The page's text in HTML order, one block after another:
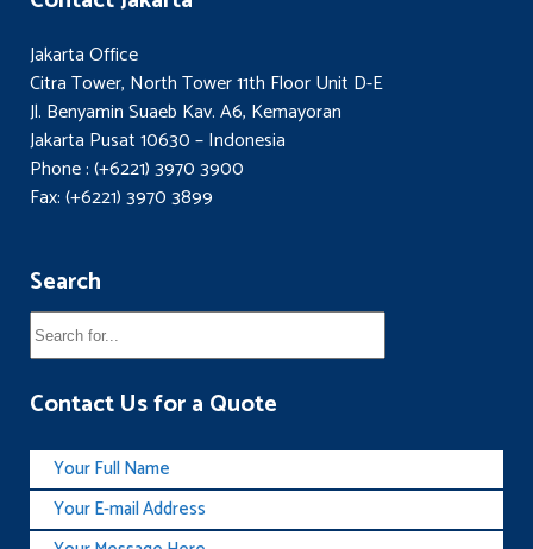
Jakarta Office
Citra Tower, North Tower 11th Floor Unit D-E
Jl. Benyamin Suaeb Kav. A6, Kemayoran
Jakarta Pusat 10630 – Indonesia
Phone : (+6221) 3970 3900
Fax: (+6221) 3970 3899
Search
Contact Us for a Quote